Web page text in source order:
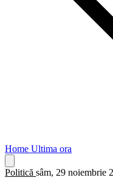
Home Ultima ora
Politică sâm, 29 noiembrie